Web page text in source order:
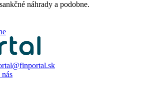
náhrady a podobne.